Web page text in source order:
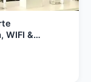
WIFI &